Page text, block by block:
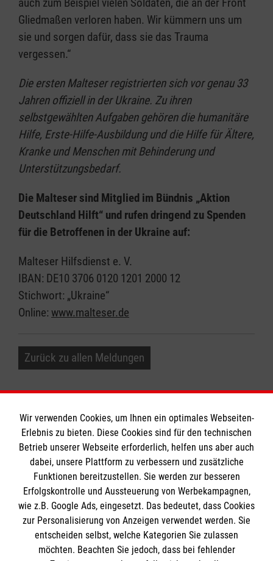
Gliedmaßen verloren haben. Wir kümmern uns um
sie und sorgen dafür, dass sie das Trauma
vergessen.“
Die ersten Malteser registrierten sich vor genau 33
Jahren offiziell in der Ukraine. Zu ihren
selbstgewählten Aufgaben gehören die humanitäre
Hilfe, Erste-Hilfe-Ausbildung und die Hilfe für Ältere,
Kranke und Menschen mit Behinderung und
Unterstützungsbedarf.
Die Malteser sind Mitglied im Bündnis „Aktion
Deutschland Hilft“ und rufen dringend zu Spenden
für die Betroffenen in der Ukraine auf:
Malteser Hilfsdienst e. V.
IBAN: DE10 3706 0120 1201 2000 12
Stichwort: „Ukraine“
Online: www.malteser.de
Zurück zu allen Meldungen
Informationen
Impressum
Datenschutz
Barrierefreiheit
Kontakt
Die Malteser
Wir verwenden Cookies, um Ihnen ein optimales Webseiten-
Erlebnis zu bieten. Diese Cookies sind für den technischen
Betrieb unserer Webseite erforderlich, helfen uns aber auch
dabei, unsere Plattform zu verbessern und zusätzliche
Funktionen bereitzustellen. Sie werden zur besseren
Erfolgskontrolle und Aussteuerung von Werbekampagnen,
wie z.B. Google Ads, eingesetzt. Das bedeutet, dass Cookies
zur Personalisierung von Anzeigen verwendet werden. Sie
entscheiden selbst, welche Kategorien Sie zulassen
möchten. Beachten Sie jedoch, dass bei fehlender